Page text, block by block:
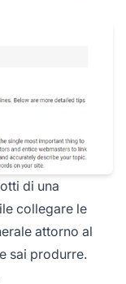
di una
collegare le
attorno al
sai produrre.